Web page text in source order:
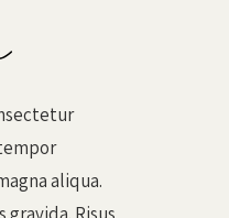
aliqua.